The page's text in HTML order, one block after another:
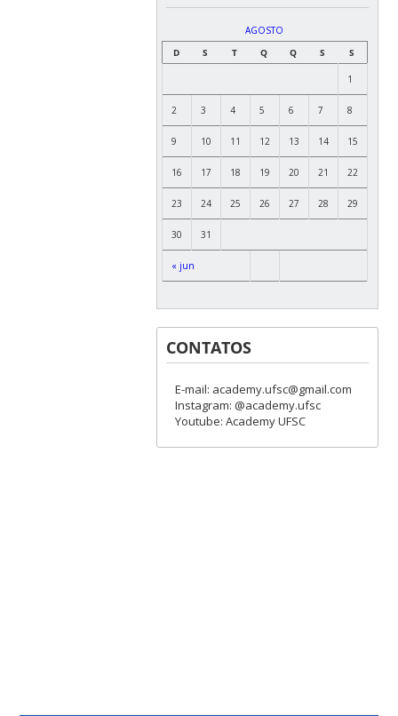
AGOSTO
D
S T Q Q S S
« jun
1
2 3 4 5 6 7 8
9 10 11 12 13 14 15
16 17 18 19 20 21 22
23 24 25 26 27 28 29
30 31
CONTATOS
E-mail: academy.ufsc@gmail.com
Instagram: @academy.ufsc
Youtube: Academy UFSC